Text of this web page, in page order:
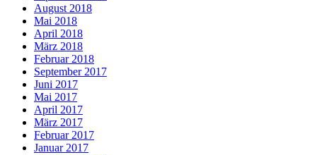
August 2018
Mai 2018
April 2018
März 2018
Februar 2018
September 2017
Juni 2017
Mai 2017
April 2017
März 2017
Februar 2017
Januar 2017